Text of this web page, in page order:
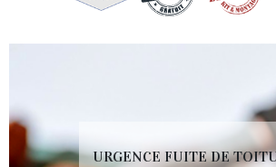
URGENCE FUITE DE